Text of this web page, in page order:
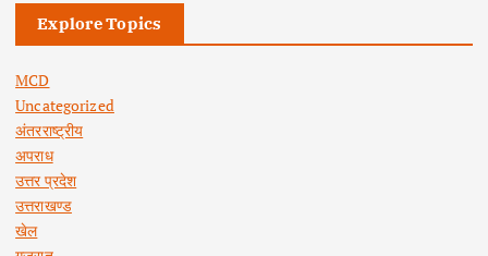
Explore Topics
MCD
Uncategorized
अंतरराष्ट्रीय
अपराध
उत्तर प्रदेश
उत्तराखण्ड
खेल